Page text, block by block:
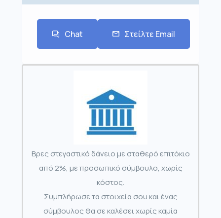
Chat Στείλτε Email
Βρες στεγαστικό δάνειο με σταθερό επιτόκιο
από 2%, με προσωπικό σύμβουλο, χωρίς
κόστος.
Συμπλήρωσε τα στοιχεία σου και ένας
σύμβουλος θα σε καλέσει χωρίς καμία